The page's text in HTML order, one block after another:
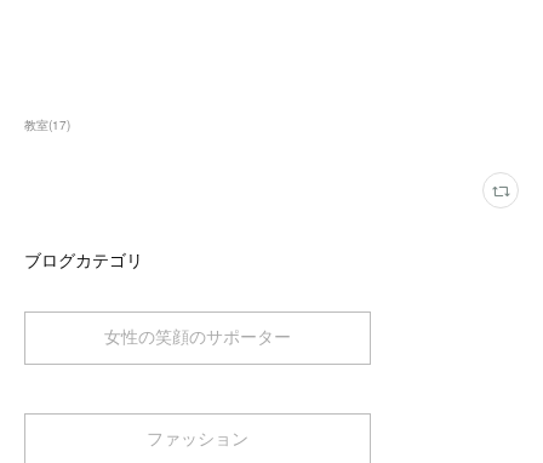
教室(17)
ブログカテゴリ
女性の笑顔のサポーター
ファッション